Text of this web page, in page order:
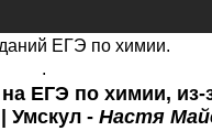
ЕГЭ по химии.
.
ЕГЭ по химии, из-
Умскул - Настя